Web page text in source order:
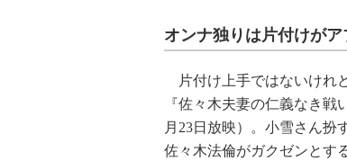
オンナ独りは片付けがア
片付け上手ではないけれ
『佐々木夫妻の仁義なき
月23日放映）。小雪さん扮
佐々木法倫がガクゼンとす